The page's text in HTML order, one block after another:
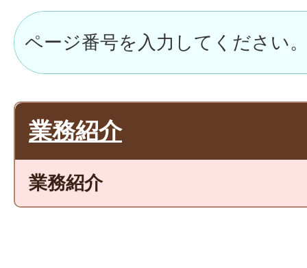
業務紹介
業務紹介